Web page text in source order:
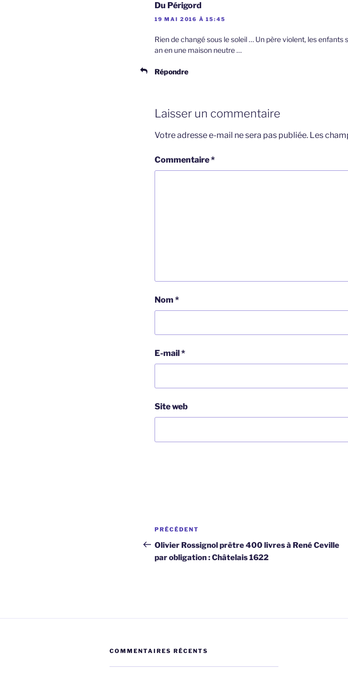
Du Périgord
19 MAI 2016 À 15:45
Rien de changé sous le soleil … Un père violent, les
an en une maison neutre …
Répondre
Laisser un commentaire
Votre adresse e-mail ne sera pas publiée. Les
Commentaire*
Nom *
E-mail*
Site web
Navigation
de
l’article
Article
précédent
PRÉCÉDENT
Olivier Rossignol prêtre 400 livres à René Ceville
par obligation : Châtelais 1622
COMMENTAIRES RÉCENTS